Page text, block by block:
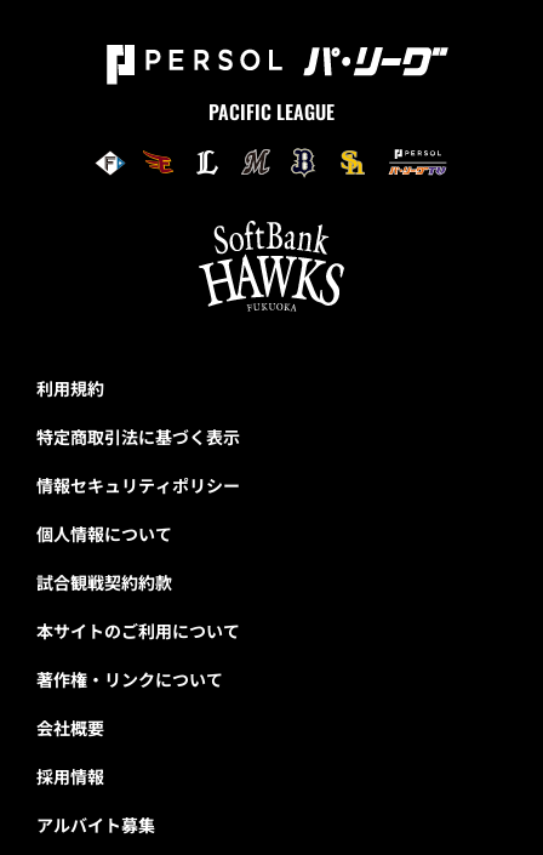
PACIFIC LEAGUE
利用規約
特定商取引法に基づく表示
情報セキュリティポリシー
個人情報について
試合観戦契約約款
本サイトのご利用について
著作権・リンクについて
会社概要
採用情報
アルバイト募集